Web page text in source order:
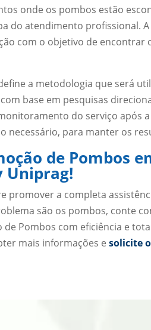
onde os pombos estão
do atendimento profissional.
com o objetivo de encontrar
a metodologia que será
base em pesquisas
do serviço após a
necessário, para manter os
de Pombos
Uniprag!
promover a completa
são os pombos, conte
de Pombos com eficiência e
mais informações e solicite